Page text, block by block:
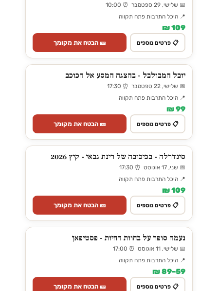
📅 שלישי, 29 ספטמבר ⏰ 10:00
📍 היכל התרבות פתח תקווה
109 ₪
📋 פרטים נוספים 🎫 הבטח את מקומך
יובל המבולבל - בהצגה המסע אל הכוכב
📅 שלישי, 22 ספטמבר ⏰ 17:30
📍 היכל התרבות פתח תקווה
99 ₪
📋 פרטים נוספים 🎫 הבטח את מקומך
סינדרלה - בכיכובה של רינת גבאי - קיץ 2026
📅 שני, 17 אוגוסט ⏰ 17:30
📍 היכל התרבות פתח תקווה
109 ₪
📋 פרטים נוספים 🎫 הבטח את מקומך
נעמה סופר על בחוות החיות - פסטיפאן
📅 שלישי, 11 אוגוסט ⏰ 17:00
📍 היכל התרבות פתח תקווה
59–89 ₪
📋 פרטים נוספים 🎫 הבטח את מקומך